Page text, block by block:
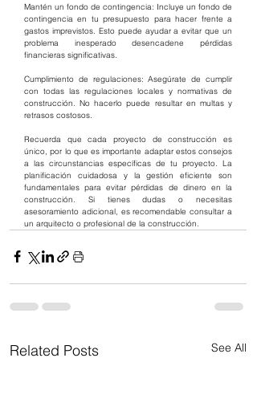
Mantén un fondo de contingencia: Incluye un fondo de
contingencia en tu presupuesto para hacer frente a
gastos imprevistos. Esto puede ayudar a evitar que un
problema inesperado desencadene pérdidas
financieras significativas.
Cumplimiento de regulaciones: Asegúrate de cumplir
con todas las regulaciones locales y normativas de
construcción. No hacerlo puede resultar en multas y
retrasos costosos.
Recuerda que cada proyecto de construcción es
único, por lo que es importante adaptar estos consejos
a las circunstancias específicas de tu proyecto. La
planificación cuidadosa y la gestión eficiente son
fundamentales para evitar pérdidas de dinero en la
construcción. Si tienes dudas o necesitas
asesoramiento adicional, es recomendable consultar a
un arquitecto o profesional de la construcción.
Related Posts See All